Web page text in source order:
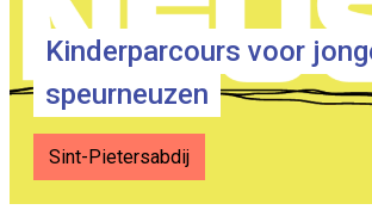
Kinderparcours voor
speurneuzen
Sint-Pietersabdij